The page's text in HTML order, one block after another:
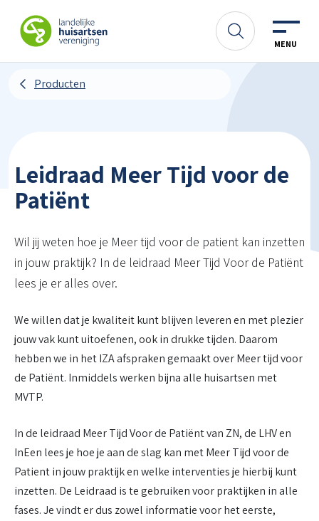
LHV
MENU
Zoeken
Producten
Leidraad Meer Tijd voor de
Patiënt
Wil jij weten hoe je Meer tijd voor de patient kan inzetten
in jouw praktijk? In de leidraad Meer Tijd Voor de Patiënt
lees je er alles over.
We willen dat je kwaliteit kunt blijven leveren en met plezier
jouw vak kunt uitoefenen, ook in drukke tijden. Daarom
hebben we in het IZA afspraken gemaakt over Meer tijd voor
de Patiënt. Inmiddels werken bijna alle huisartsen met
MVTP.
In de leidraad Meer Tijd Voor de Patiënt van ZN, de LHV en
InEen lees je hoe je aan de slag kan met Meer Tijd voor de
Patient in jouw praktijk en welke interventies je hierbij kunt
inzetten. De Leidraad is te gebruiken voor praktijken in alle
fases. Je vindt er dus zowel informatie voor het eerste,